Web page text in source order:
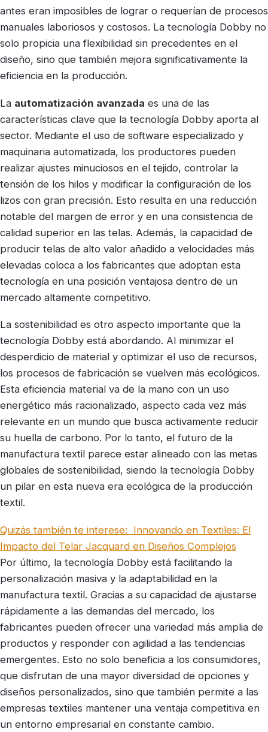
antes eran imposibles de lograr o requerían de procesos
manuales laboriosos y costosos. La tecnología Dobby no
solo propicia una flexibilidad sin precedentes en el
diseño, sino que también mejora significativamente la
eficiencia en la producción.
La automatización avanzada es una de las
características clave que la tecnología Dobby aporta al
sector. Mediante el uso de software especializado y
maquinaria automatizada, los productores pueden
realizar ajustes minuciosos en el tejido, controlar la
tensión de los hilos y modificar la configuración de los
lizos con gran precisión. Esto resulta en una reducción
notable del margen de error y en una consistencia de
calidad superior en las telas. Además, la capacidad de
producir telas de alto valor añadido a velocidades más
elevadas coloca a los fabricantes que adoptan esta
tecnología en una posición ventajosa dentro de un
mercado altamente competitivo.
La sostenibilidad es otro aspecto importante que la
tecnología Dobby está abordando. Al minimizar el
desperdicio de material y optimizar el uso de recursos,
los procesos de fabricación se vuelven más ecológicos.
Esta eficiencia material va de la mano con un uso
energético más racionalizado, aspecto cada vez más
relevante en un mundo que busca activamente reducir
su huella de carbono. Por lo tanto, el futuro de la
manufactura textil parece estar alineado con las metas
globales de sostenibilidad, siendo la tecnología Dobby
un pilar en esta nueva era ecológica de la producción
textil.
Quizás también te interese: Innovando en Textiles: El
Impacto del Telar Jacquard en Diseños Complejos
Por último, la tecnología Dobby está facilitando la
personalización masiva y la adaptabilidad en la
manufactura textil. Gracias a su capacidad de ajustarse
rápidamente a las demandas del mercado, los
fabricantes pueden ofrecer una variedad más amplia de
productos y responder con agilidad a las tendencias
emergentes. Esto no solo beneficia a los consumidores,
que disfrutan de una mayor diversidad de opciones y
diseños personalizados, sino que también permite a las
empresas textiles mantener una ventaja competitiva en
un entorno empresarial en constante cambio.